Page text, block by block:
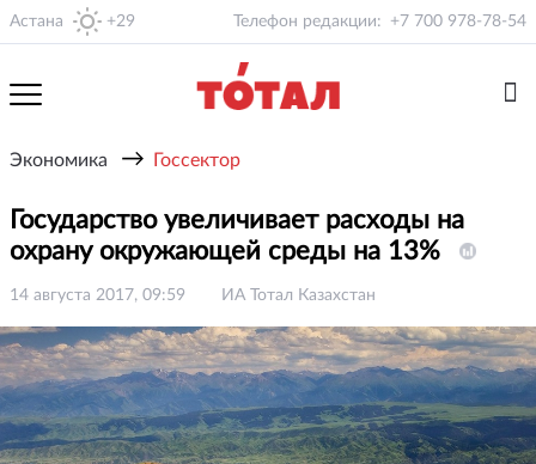
Астана +29 Телефон редакции: +7 700 978-78-54
Экономика → Госсектор
Государство увеличивает расходы на
охрану окружающей среды на 13%
14 августа 2017, 09:59 ИА Тотал Казахстан